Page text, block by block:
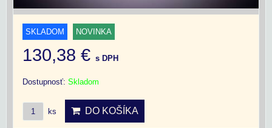
SKLADOM NOVINKA
130,38 € s DPH
Dostupnosť: Skladom
ks DO KOŠÍKA